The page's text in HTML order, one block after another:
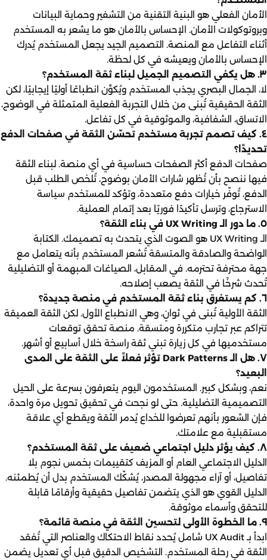
الأمان الفعلي هو البنية التقنية من التشفير وحماية البيانات
وبروتوكولات الأمان. الإحساس بالأمان هو ما يشعر به المستخدم
أثناء التفاعل مع المنصة. التصميم الجيد يجعل المستخدم يُدرك
الإحساس بالأمان ويعيشه في كل لحظة.
٣. هل يكفي التصميم الجميل لبناء ثقة المستخدم؟
لا، الجمال البصري يجذب المستخدم ويُكوِّن انطباعًا أوليًا إيجابيًا، لكن
الثقة الحقيقية تُبنى من خلال التجربة الفعلية المتمثلة في الوضوح،
الاتساق، الشفافية، والموثوقية في كل تفاعل.
٤. كيف تصمم تجربة مستخدم تحسّن الثقة في صفحات الدفع
تحديدًا؟
صفحات الدفع أكثر الصفحات حساسية في أي منصة. لبناء الثقة
فيها ننصح بأن تُظهر شارات الأمان بوضوح، تُلخص الطلب قبل
الدفع، تُوفّر خيارات دفع متعددة، وتؤكد للمستخدم سياسة
الاسترجاع، وترسل تأكيدًا فوريًا بعد إتمام العملية.
٥. ما دور الـ UX Writing في بناء الثقة؟
الـ UX Writing هو الصوت الذي يتحدث به تصميمك. الكتابة
الواضحة والصادقة والمتسقة تُشعر المستخدم بأنه يتعامل مع
جهة محترفة تحترمه. في المقابل، الصياغات المبهمة أو التضليلية
تُحدث شرخًا في الثقة يصعب إصلاحه.
٦. كم يستغرق بناء ثقة المستخدم في منصة جديدة؟
الثقة الأولية تُبنى في ثوانٍ، وهي الانطباع الأول. لكن الثقة العميقة
تتراكم عبر تجارب متكررة ومتسقة. منصة تحقق توقعات
مستخدميها في كل زيارة تبني ثقة راسخة خلال أسابيع أو أشهر.
٧. هل الـ Dark Patterns تؤثر فعلاً على الثقة على المدى
البعيد؟
نعم، وبشكل كبير. المستخدمون اليوم يتعرفون بسرعة على الحيل
التصميمية التضليلية. حتى لو نجحت في تحقيق تحويل مرة واحدة،
فإن الشعور بأنهم تعرضوا للخداع يُدمر الثقة ويقطع أي علاقة
مستقبلية مع علامتك.
٨. كيف يؤثر دليل اجتماعي ضعيف على ثقة المستخدم؟
الدليل الاجتماعي العام أو المزيف كتقييمات بخمس نجوم بلا
تفاصيل، أو آراء مجهولة المصدر، يُشكّك المستخدم بدل أن يُطمئنه.
الدليل القوي هو الذي يتضمن تفاصيل حقيقية وأرقامًا قابلة
للتحقق وأسماء موثوقة.
٩. ما الخطوة الأولى لتحسين الثقة في منصة قائمة؟
ابدأ بـ UX Audit شامل يُحدد نقاط الاحتكاك والعناصر التي تُفقد
الثقة في رحلة المستخدم. التشخيص الدقيق قبل أي تعديل يضمن